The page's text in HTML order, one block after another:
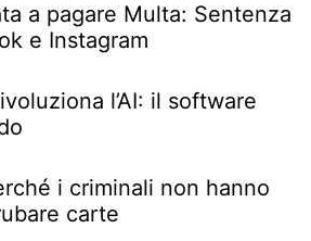
a pagare Multa: Sentenza
e Instagram
l’AI: il software
i criminali non hanno
carte